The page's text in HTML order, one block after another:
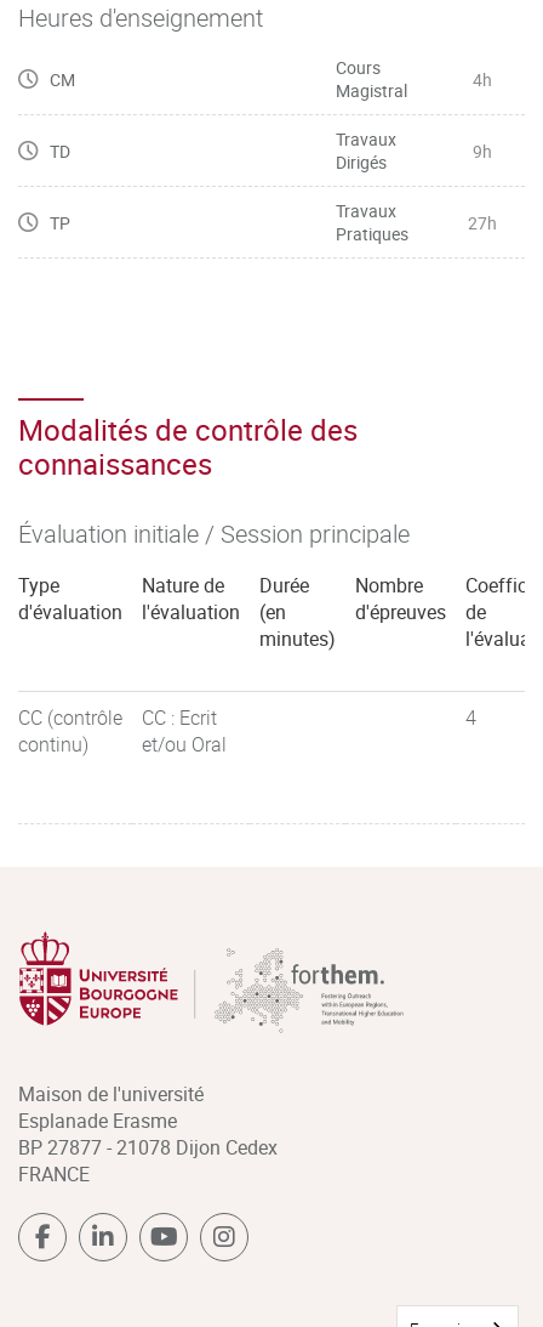
Heures d'enseignement
CM
Cours
Magistral
4h
TD
Travaux
Dirigés
9h
TP
Travaux
Pratiques
27h
Modalités de contrôle des
connaissances
Évaluation initiale / Session principale
Type
d'évaluation
Nature de
l'évaluation
Durée
(en
minutes)
Nombre
d'épreuves
de
CC (contrôle
continu)
CC : Ecrit
et/ou Oral
4
Maison de l'université
Esplanade Erasme
BP 27877 - 21078 Dijon Cedex
FRANCE